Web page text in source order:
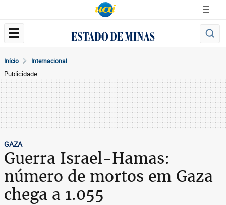
Início Internacional
Publicidade
GAZA
Guerra Israel-Hamas:
número de mortos em Gaza
chega a 1.055